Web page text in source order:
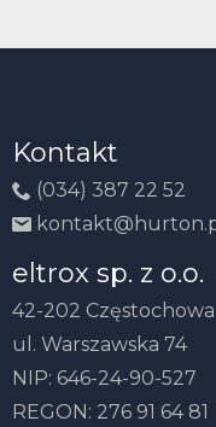
Kontakt
(034) 387 22 52
eltrox sp. z o.o.
42-202 Częstochowa
ul. Warszawska 74
NIP: 646-24-90-527
REGON: 276 91 64 81